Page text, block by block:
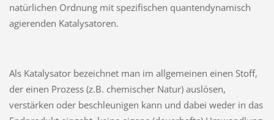
natürlichen Ordnung mit spezifischen quantendynamisch
agierenden Katalysatoren.
Als Katalysator bezeichnet man im allgemeinen einen Stoff,
der einen Prozess (z.B. chemischer Natur) auslösen,
verstärken oder beschleunigen kann und dabei weder in das